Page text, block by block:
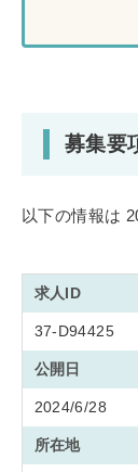
募集要
以下の情報は
求人ID
37-D94425
公開日
2024/6/28
所在地